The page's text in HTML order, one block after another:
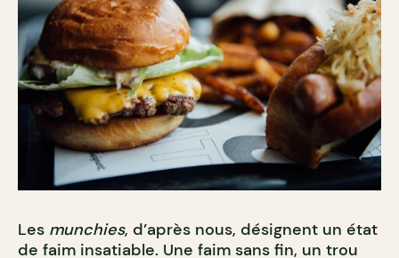
Les munchies, d’après nous, désignent un état
de faim insatiable. Une faim sans fin, un trou